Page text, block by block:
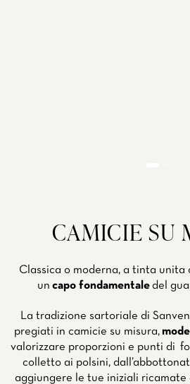
CAMICIE SU
Classica o moderna, a tinta unita
un capo fondamentaledel
La tradizione sartoriale di
pregiati in camicie su misura,
valorizzare proporzioni e punti di
colletto ai polsini,
aggiungere le tue iniziali ricamate